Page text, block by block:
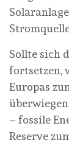
Sollte sich
fortsetzen,
Europas
– fossile
Reserve